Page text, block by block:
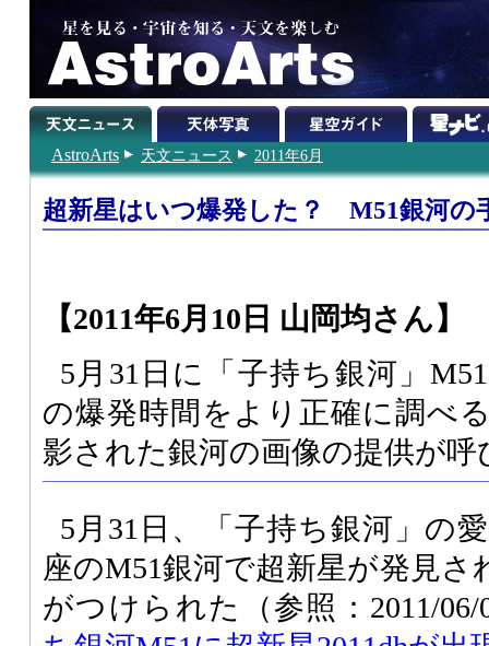
AstroArts 天文ニュース 2011年6月
超新星はいつ爆発した？ M51銀河の
【2011年6月10日 山岡均さん】
5月31日に「子持ち銀河」
の爆発時間をより正確に調べ
影された銀河の画像の提供が
5月31日、「子持ち銀河」の
座のM51銀河で超新星が発見さ
がつけられた（参照：2011/